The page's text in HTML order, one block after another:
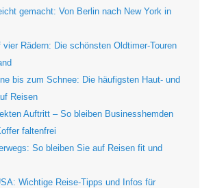
gemacht: Von Berlin nach New York in
vier Rädern: Die schönsten Oldtimer-Touren
bis zum Schnee: Die häufigsten Haut- und
Reisen
Auftritt – So bleiben Businesshemden
faltenfrei
So bleiben Sie auf Reisen fit und
Wichtige Reise-Tipps und Infos für